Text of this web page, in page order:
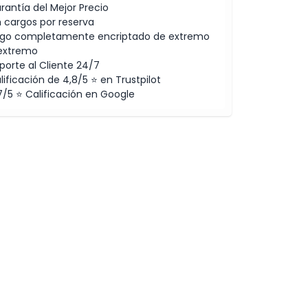
del Mejor Precio
cargos por reserva
completamente encriptado de extremo
al Cliente 24/7
de 4,8/5 ⭐ en Trustpilot
5 ⭐ Calificación en Google